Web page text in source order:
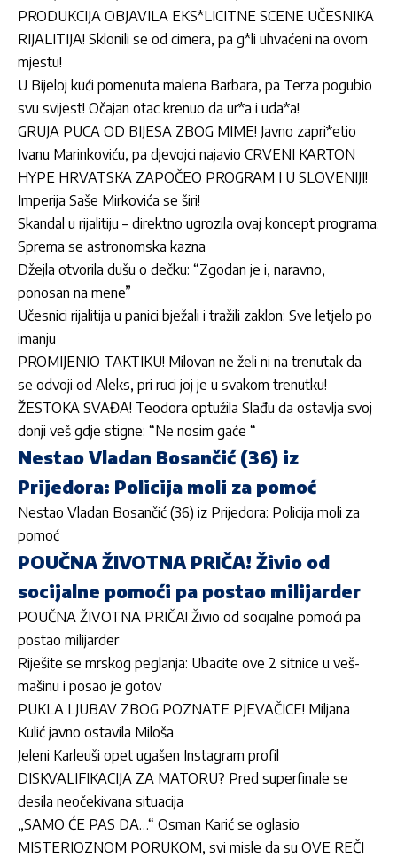
PRODUKCIJA OBJAVILA EKS*LICITNE SCENE UČESNIKA
RIJALITIJA! Sklonili se od cimera, pa g*li uhvaćeni na ovom
mjestu!
U Bijeloj kući pomenuta malena Barbara, pa Terza pogubio
svu svijest! Očajan otac krenuo da ur*a i uda*a!
GRUJA PUCA OD BIJESA ZBOG MIME! Javno zapri*etio
Ivanu Marinkoviću, pa djevojci najavio CRVENI KARTON
HYPE HRVATSKA ZAPOČEO PROGRAM I U SLOVENIJI!
Imperija Saše Mirkovića se širi!
Skandal u rijalitiju – direktno ugrozila ovaj koncept programa:
Sprema se astronomska kazna
Džejla otvorila dušu o dečku: “Zgodan je i, naravno,
ponosan na mene”
Učesnici rijalitija u panici bježali i tražili zaklon: Sve letjelo po
imanju
PROMIJENIO TAKTIKU! Milovan ne želi ni na trenutak da
se odvoji od Aleks, pri ruci joj je u svakom trenutku!
ŽESTOKA SVAĐA! Teodora optužila Slađu da ostavlja svoj
donji veš gdje stigne: “Ne nosim gaće “
Nestao Vladan Bosančić (36) iz
Prijedora: Policija moli za pomoć
Nestao Vladan Bosančić (36) iz Prijedora: Policija moli za
pomoć
POUČNA ŽIVOTNA PRIČA! Živio od
socijalne pomoći pa postao milijarder
POUČNA ŽIVOTNA PRIČA! Živio od socijalne pomoći pa
postao milijarder
Riješite se mrskog peglanja: Ubacite ove 2 sitnice u veš-
mašinu i posao je gotov
PUKLA LJUBAV ZBOG POZNATE PJEVAČICE! Miljana
Kulić javno ostavila Miloša
Jeleni Karleuši opet ugašen Instagram profil
DISKVALIFIKACIJA ZA MATORU? Pred superfinale se
desila neočekivana situacija
„SAMO ĆE PAS DA…“ Osman Karić se oglasio
MISTERIOZNOM PORUKOM, svi misle da su OVE REČI